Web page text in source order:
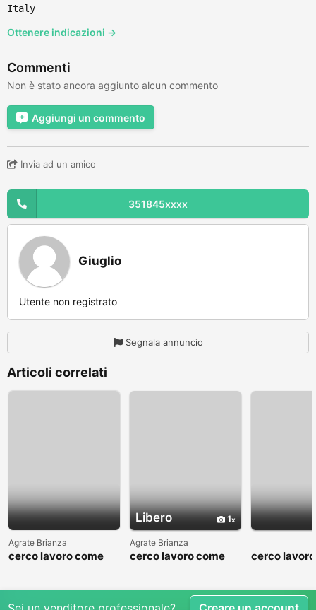
Italy
Ottenere indicazioni →
Commenti
Non è stato ancora aggiunto alcun commento
Aggiungi un commento
Invia ad un amico
351845xxxx
Giuglio
Utente non registrato
Segnala annuncio
Articoli correlati
Agrate Brianza
cerco lavoro come
Libero 1
Agrate Brianza
cerco lavoro come
cerco